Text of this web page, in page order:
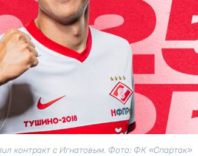
контракт с Игнатовым. Фото: ФК «Спартак»